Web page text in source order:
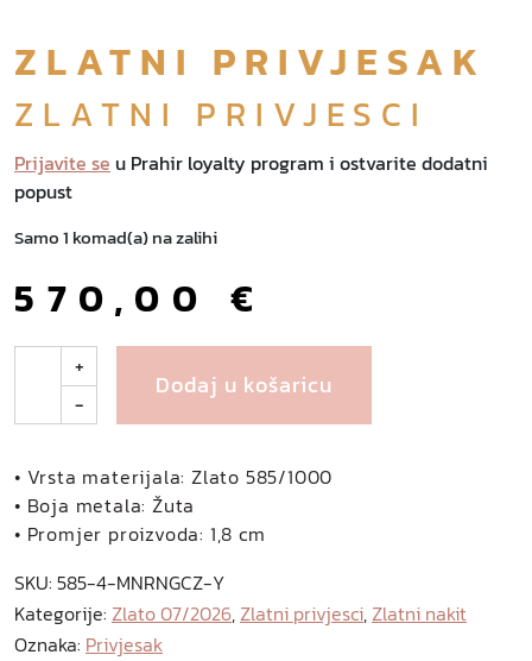
ZLATNI PRIVJESAK
ZLATNI PRIVJESCI
Prijavite se u Prahir loyalty program i ostvarite dodatni
popust
Samo 1 komad(a) na zalihi
570,00 €
a
n
i
p
i
v
j
+
-
Dodaj u košaricu
• Vrsta materijala: Zlato 585/1000
• Boja metala: Žuta
• Promjer proizvoda: 1,8 cm
SKU: 585-4-MNRNGCZ-Y
Kategorije: Zlato 07/2026,Zlatni privjesci,Zlatni nakit
Oznaka: Privjesak